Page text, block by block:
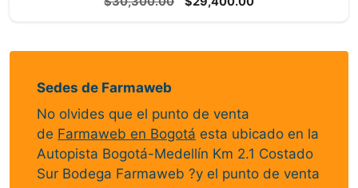
d
era:
es:
Sedes de Farmaweb
No olvides que el punto de venta
de Farmaweb en Bogotá esta ubicado en la
Autopista Bogotá-Medellín Km 2.1 Costado
Sur Bodega Farmaweb ?y el punto de venta